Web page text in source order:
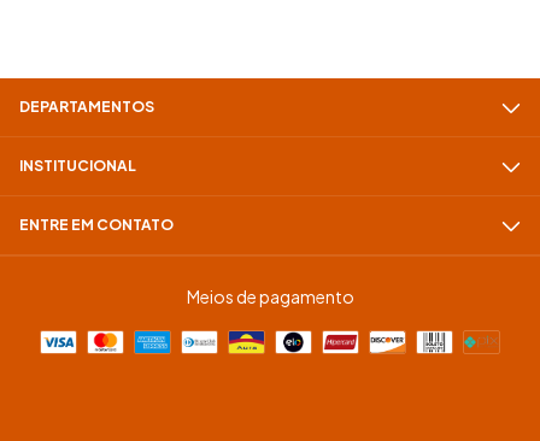
DEPARTAMENTOS
INSTITUCIONAL
ENTRE EM CONTATO
Meios de pagamento